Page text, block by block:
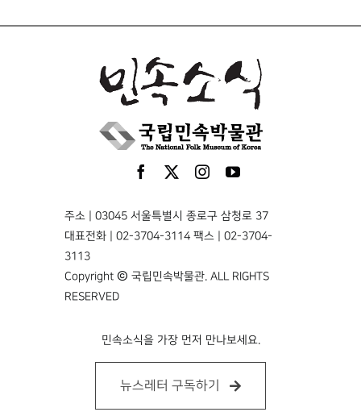
주소 | 03045 서울특별시 종로구 삼청로 37
대표전화 | 02-3704-3114 팩스 | 02-3704-
3113
Copyright © 국립민속박물관. ALL RIGHTS
RESERVED
민속소식을 가장 먼저 만나보세요.
뉴스레터 구독하기